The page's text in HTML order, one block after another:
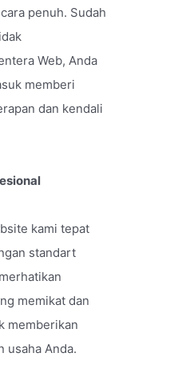
penuh. Sudah
Web, Anda
memberi
dan kendali
kami tepat
standart
memikat dan
memberikan
usaha Anda.